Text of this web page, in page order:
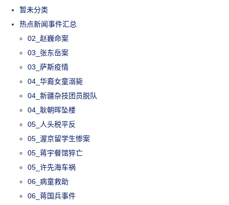
暂未分类
热点新闻事件汇总
02_赵巍命案
03_张东岳案
03_萨斯疫情
04_华裔女童溺毙
04_新疆杂技团员脱队
04_耿朝晖坠楼
05_人头税平反
05_渥京留学生惨案
05_蒋宇餐馆猝亡
05_许先海车祸
06_病童救助
06_蒋国兵事件